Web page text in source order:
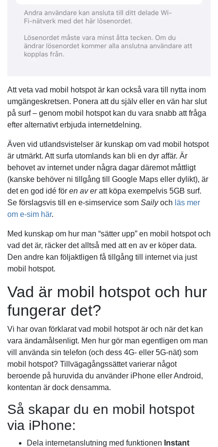
Att veta vad mobil hotspot är kan också vara till nytta inom
umgängeskretsen. Ponera att du själv eller en vän har slut
på surf – genom mobil hotspot kan du vara snabb att fråga
efter alternativt erbjuda internetdelning.
Även vid utlandsvistelser är kunskap om vad mobil hotspot
är utmärkt. Att surfa utomlands kan bli en dyr affär. Är
behovet av internet under några dagar däremot måttligt
(kanske behöver ni tillgång till Google Maps eller dylikt), är
det en god idé för en av eratt köpa exempelvis 5GB surf.
Se förslagsvis till en e-simservice som Sailyoch läs mer
om e-sim här.
Med kunskap om hur man “sätter upp” en mobil hotspot och
vad det är, räcker det alltså med att en av er köper data.
Den andre kan följaktligen få tillgång till internet via just
mobil hotspot.
Vad är mobil hotspot och hur
fungerar det?
Vi har ovan förklarat vad mobil hotspot är och när det kan
vara ändamålsenligt. Men hur gör man egentligen om man
vill använda sin telefon (och dess 4G- eller 5G-nät) som
mobil hotspot? Tillvägagångssättet varierar något
beroende på huruvida du använder iPhone eller Android,
kontentan är dock densamma.
Så skapar du en mobil hotspot
via iPhone:
Dela internetanslutning med funktionen Instant